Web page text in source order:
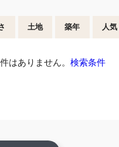
土地 築年 人気
はありません。 検索条件